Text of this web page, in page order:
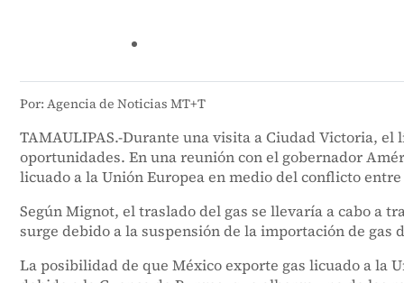
Por: Agencia de Noticias MT+T
TAMAULIPAS.-Durante una visita a Ciudad Victoria,
oportunidades. En una reunión con el gobernador
licuado a la Unión Europea en medio del conflicto
Según Mignot, el traslado del gas se llevaría a cabo a
surge debido a la suspensión de la importación de
La posibilidad de que México exporte gas licuado a la